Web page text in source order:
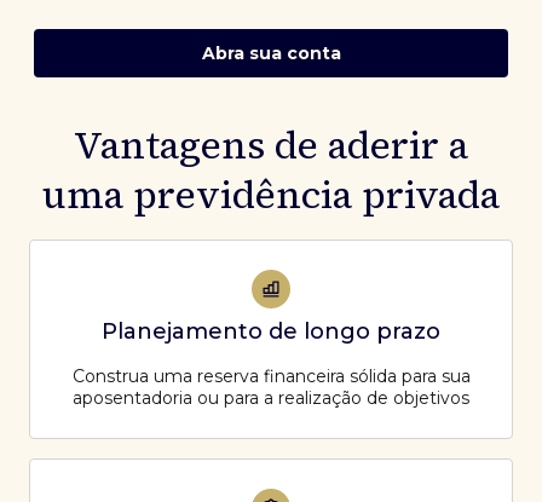
Abra sua conta
Vantagens de aderir a
uma previdência privada
Planejamento de longo prazo
Construa uma reserva financeira sólida para sua
aposentadoria ou para a realização de objetivos